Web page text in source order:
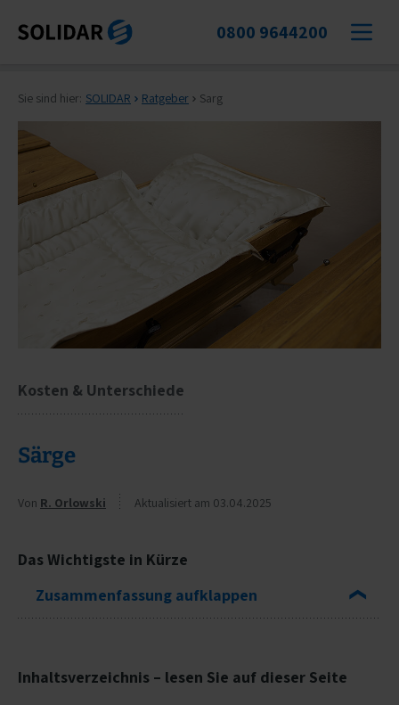
0800 9644200
Sie sind hier: SOLIDAR Ratgeber Sarg
Särge
Kosten & Unterschiede
Von R. Orlowski Aktualisiert am 03.04.2025
Das Wichtigste in Kürze
Zusammenfassung aufklappen